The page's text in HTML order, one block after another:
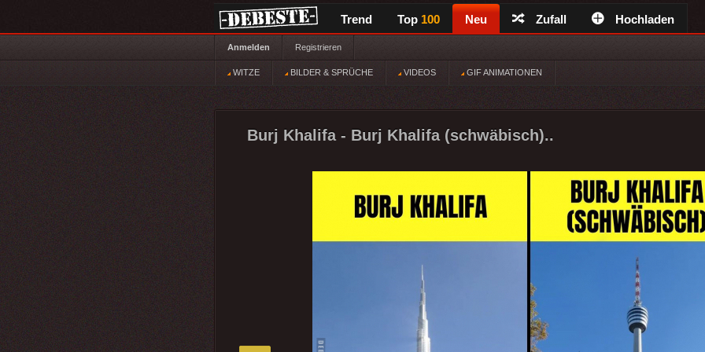
Trend Top 100 Neu Zufall Hochladen
Anmelden Registrieren
WITZE BILDER & SPRÜCHE VIDEOS GIF ANIMATIONEN
Burj Khalifa - Burj Khalifa (schwäbisch)..